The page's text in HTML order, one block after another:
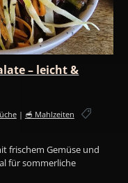
– leicht &
| 🥣 Mahlzeiten
frischem Gemüse und
für sommerliche